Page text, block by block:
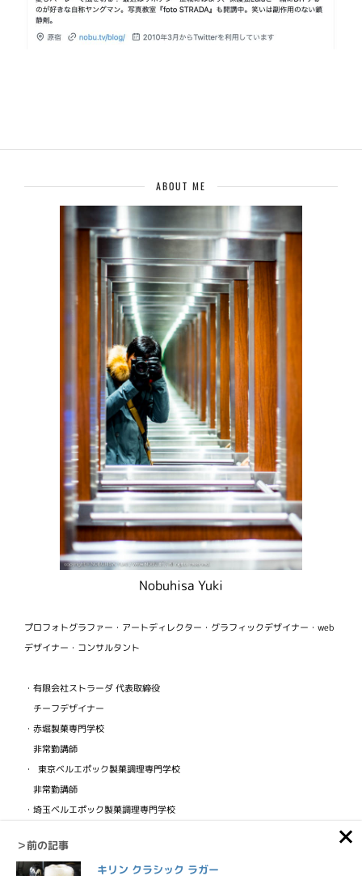
ABOUT ME
Nobuhisa Yuki
プロフォトグラファー・アートディレクター・グラフィックデザイナー・web
デザイナー・コンサルタント
・有限会社ストラーダ 代表取締役
チーフデザイナー
・赤堀製菓専門学校
非常勤講師
・ 東京ベルエポック製菓調理専門学校
非常勤講師
・埼玉ベルエポック製菓調理専門学校
・ビジュアルフードクリエイター協会
検定講師
＞前の記事
キリン クラシック ラガー